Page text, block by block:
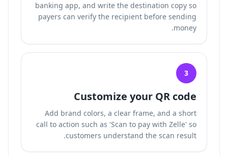
banking app, and write the destination copy so
payers can verify the recipient before sending
money.
3
Customize your QR code
Add brand colors, a clear frame, and a short
call to action such as 'Scan to pay with Zelle' so
customers understand the scan result.